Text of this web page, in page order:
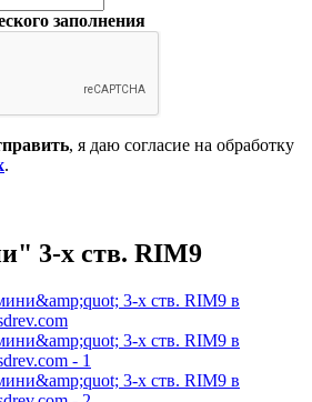
заполнения
, я даю согласие на обработку
.
3-х ств. RIM9